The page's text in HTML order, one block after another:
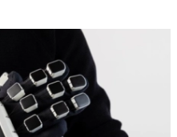
voor veiliger
de energiesector de taken die